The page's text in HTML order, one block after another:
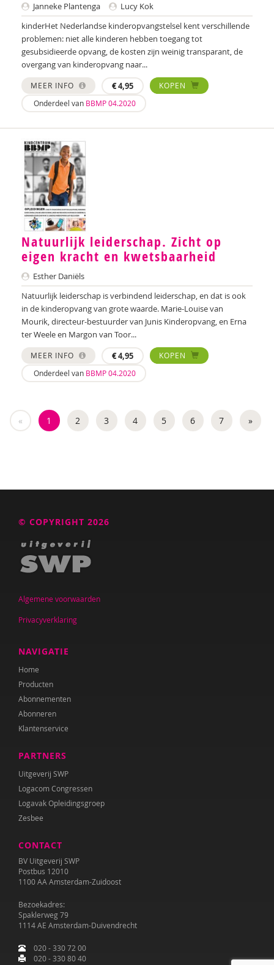
Janneke Plantenga
Lucy Kok
kinderHet Nederlandse kinderopvangstelsel kent verschillende
problemen: niet alle kinderen hebben toegang tot
gesubsidieerde opvang, de kosten zijn weinig transparant, de
overgang van kinderopvang naar...
MEER INFO €4,95
KOPEN
Onderdeel van BBMP 04.2020
Natuurlijk leiderschap. Zicht op
eigen kracht en kwetsbaarheid
Esther Daniëls
Natuurlijk leiderschap is verbindend leiderschap, en dat is ook
in de kinderopvang van grote waarde. Marie-Louise van
Mourik, directeur-bestuurder van Junis Kinderopvang, en Erna
ter Weele en Margon van Toor...
MEER INFO €4,95
KOPEN
Onderdeel van BBMP 04.2020
« 1 2 3 4 5 6 7 »
© COPYRIGHT 2026
Algemene voorwaarden
Privacyverklaring
NAVIGATIE
Home
Producten
Abonnementen
Abonneren
Klantenservice
PARTNERS
Uitgeverij SWP
Logacom Congressen
Logavak Opleidingsgroep
Zesbee
CONTACT
BV Uitgeverij SWP
Postbus 12010
1100 AA Amsterdam-Zuidoost
Bezoekadres:
Spaklerweg 79
1114 AE Amsterdam-Duivendrecht
020 - 330 72 00
020 - 330 80 40